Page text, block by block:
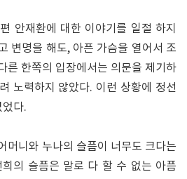
안재환에 대한 이야기를 일절 하지
변명을 해도, 아픈 가슴을 열어서 조
른 한쪽의 입장에서는 의문을 제기하
노력하지 않았다. 이런 상황에 정선
다.
머니와 누나의 슬픔이 너무도 크다는
의 슬픔은 말로 다 할 수 없는 아픔